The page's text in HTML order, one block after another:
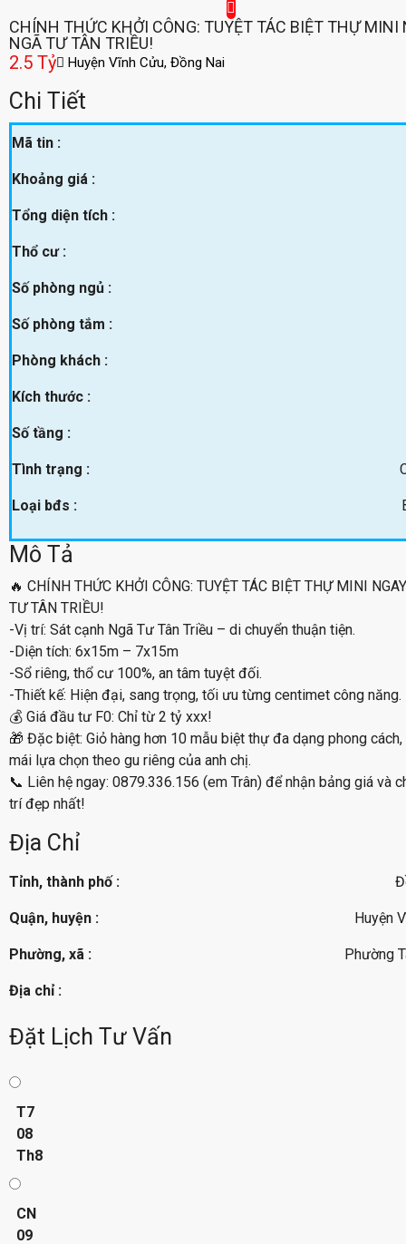
CHÍNH THỨC KHỞI CÔNG: TUYỆT TÁC BIỆT THỰ MINI
NGÃ TƯ TÂN TRIỀU!
2.5 Tỷ Huyện Vĩnh Cửu, Đồng Nai
Chi Tiết
Mã tin :
Khoảng giá :
Tổng diện tích :
Thổ cư :
Số phòng ngủ :
Số phòng tắm :
Phòng khách :
Kích thước :
Số tầng :
Tình trạng :
Loại bđs :
Mô Tả
🔥 CHÍNH THỨC KHỞI CÔNG: TUYỆT TÁC BIỆT THỰ MINI
TƯ TÂN TRIỀU!
-Vị trí: Sát cạnh Ngã Tư Tân Triều – di chuyển thuận tiện.
-Diện tích: 6x15m – 7x15m
-Sổ riêng, thổ cư 100%, an tâm tuyệt đối.
-Thiết kế: Hiện đại, sang trọng, tối ưu từng centimet công năng.
💰 Giá đầu tư F0: Chỉ từ 2 tỷ xxx!
🎁 Đặc biệt: Giỏ hàng hơn 10 mẫu biệt thự đa dạng phong
mái lựa chọn theo gu riêng của anh chị.
📞 Liên hệ ngay: 0879.336.156 (em Trân) để nhận bảng giá và
trí đẹp nhất!
Địa Chỉ
Tỉnh, thành phố :
Quận, huyện : Huyện
Phường, xã : Phường
Địa chỉ :
Đặt Lịch Tư Vấn
T7
08
Th8
CN
09